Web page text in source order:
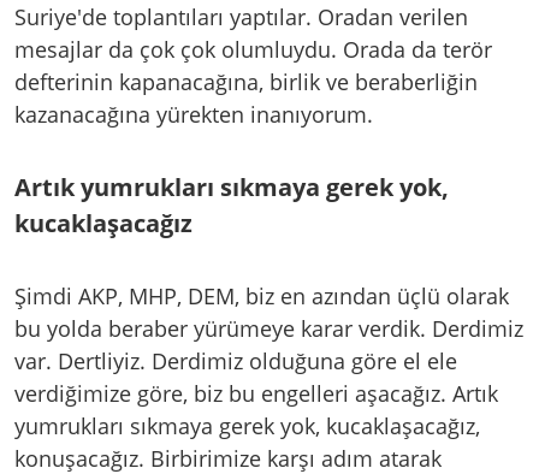
Suriye'de toplantıları yaptılar. Oradan verilen
mesajlar da çok çok olumluydu. Orada da terör
defterinin kapanacağına, birlik ve beraberliğin
kazanacağına yürekten inanıyorum.
Artık yumrukları sıkmaya gerek yok,
kucaklaşacağız
Şimdi AKP, MHP, DEM, biz en azından üçlü olarak
bu yolda beraber yürümeye karar verdik. Derdimiz
var. Dertliyiz. Derdimiz olduğuna göre el ele
verdiğimize göre, biz bu engelleri aşacağız. Artık
yumrukları sıkmaya gerek yok, kucaklaşacağız,
konuşacağız. Birbirimize karşı adım atarak